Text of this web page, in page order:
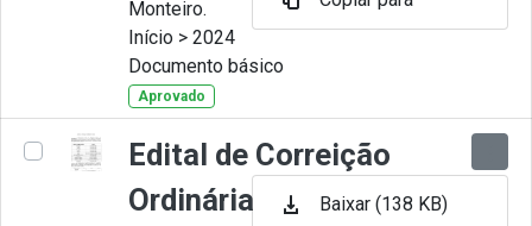
Monteiro.
Início > 2024
Documento básico
Aprovado
Edital de Correição
Ordinária nº 010-2024
Baixar (138 KB)